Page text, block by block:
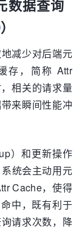
数据查询
）
减少对后端元
存，简称 Attr
相关的请求量
来瞬间性能冲
）和更新操作
统会主动用元
Cache，使得
中，既有利于
请求次数，降